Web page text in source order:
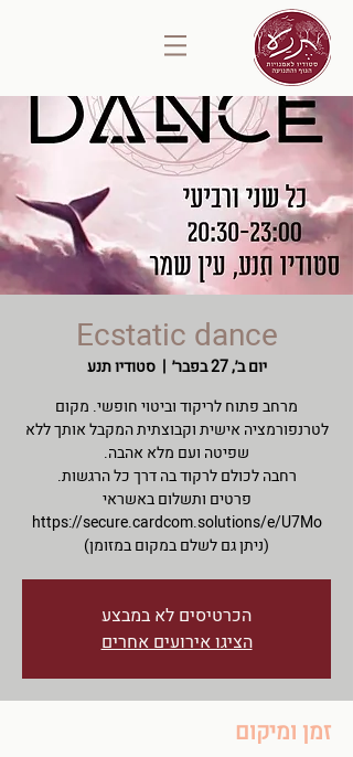
Ecstatic dance
יום ב׳, 27 בפבר׳
  |
סטודיו תנע
מרחב פתוח לריקוד וביטוי חופשי. מקום
לטרנפורמציה אישית וקבוצתית המקבל אותך ללא
(ניתן גם לשלם במקום במזומן)
הכרטיסים לא במבצע
הציגו אירועים אחרים
זמן ומיקום